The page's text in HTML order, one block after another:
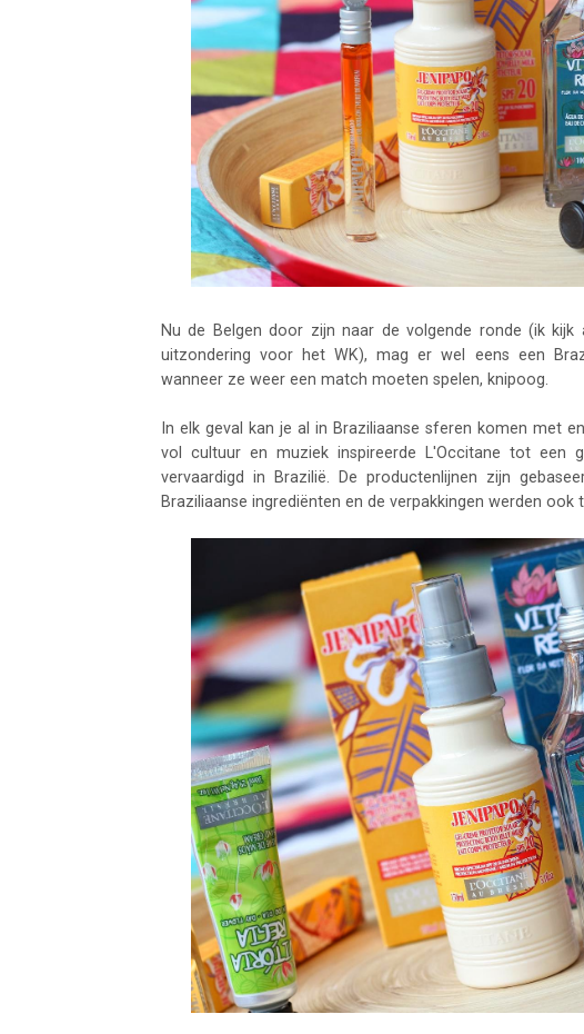
Nu de Belgen door zijn naar de volgende ronde (ik
uitzondering voor het WK), mag er wel eens een
wanneer ze weer een match moeten spelen, knipoog.
In elk geval kan je al in Braziliaanse sferen komen met
vol cultuur en muziek inspireerde L'Occitane tot een
vervaardigd in Brazilië. De productenlijnen zijn
Braziliaanse ingrediënten en de verpakkingen werden